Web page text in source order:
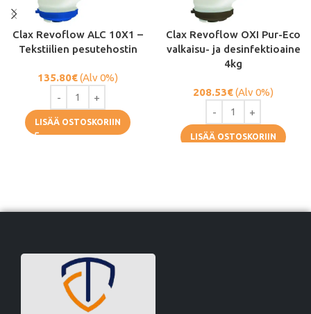
Clax Revoflow ALC 10X1 –
Tekstiilien pesutehostin
135.80€(Alv 0%)
LISÄÄ OSTOSKORIIN
Clax Revoflow OXI Pur-Eco
valkaisu- ja desinfektioaine
4kg
208.53€(Alv 0%)
LISÄÄ OSTOSKORIIN